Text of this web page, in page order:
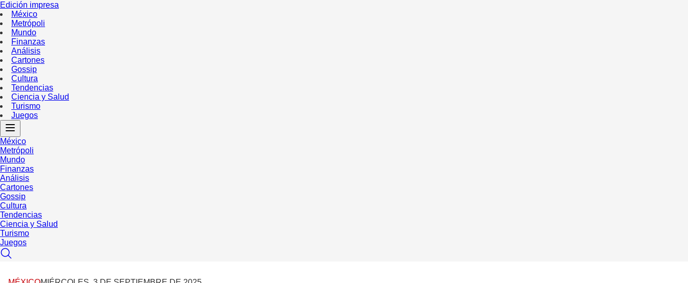
Edición impresa
México
Metrópoli
Mundo
Finanzas
Análisis
Cartones
Gossip
Cultura
Tendencias
Ciencia y Salud
Turismo
Juegos
México
Metrópoli
Mundo
Finanzas
Análisis
Cartones
Gossip
Cultura
Tendencias
Ciencia y Salud
Turismo
Juegos